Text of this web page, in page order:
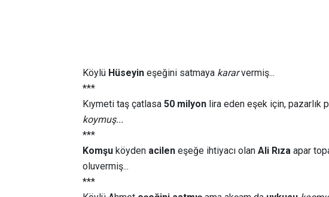
Köylü Hüseyin eşeğini satmaya karar vermiş...
***
Kıymeti taş çatlasa 50 milyon lira eden eşek için, pazarlık
koymuş...
***
Komşu köyden acilen eşeğe ihtiyacı olan Ali Rıza apar
oluvermiş...
***